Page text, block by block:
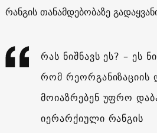
რანგის თანამდებობაზე
რას ნიშნავს ეს? – ეს
რომ
მოიაზრებენ უფრო
იერარქიული რანგის